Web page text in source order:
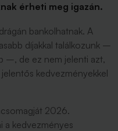
érheti meg igazán.
bankolhatnak. A
díjakkal találkozunk –
–, de ez nem jelenti azt,
kedvezményekkel
2026.
a kedvezményes